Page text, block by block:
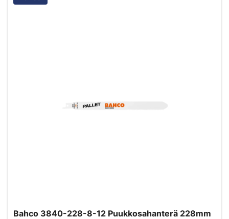
Bahco 3840-228-8-12 Puukkosahanterä 228mm